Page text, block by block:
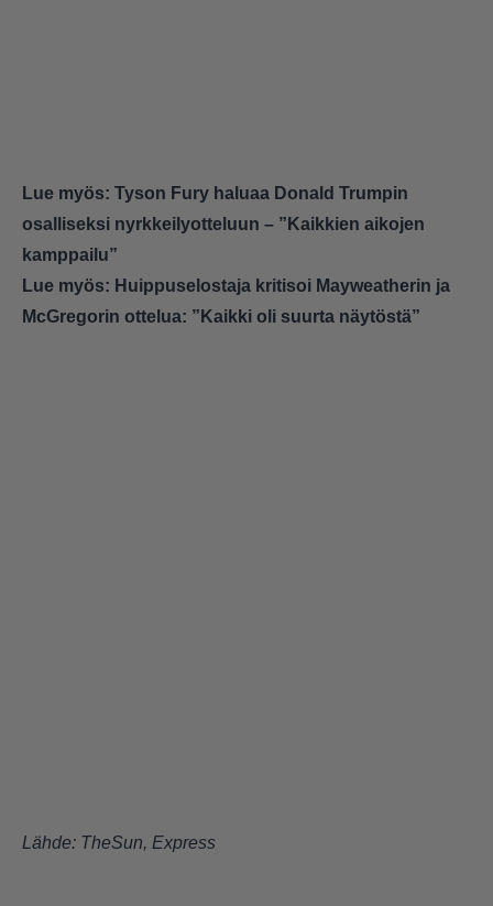
Lue myös: Tyson Fury haluaa Donald Trumpin
osalliseksi nyrkkeilyotteluun – ”Kaikkien aikojen
kamppailu”
Lue myös: Huippuselostaja kritisoi Mayweatherin ja
McGregorin ottelua: ”Kaikki oli suurta näytöstä”
Lähde: TheSun, Express